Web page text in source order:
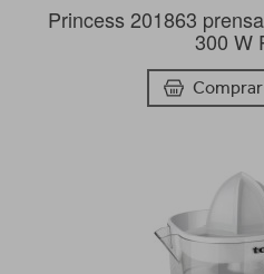
Princess 201863
300 W
Comprar